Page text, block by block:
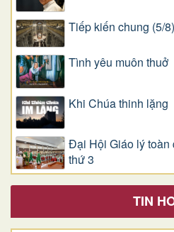
Tiếp kiến chung (5/8)
Tình yêu muôn thuở
Khi Chúa thinh lặng
Đại Hội Giáo lý toàn
thứ 3
TIN